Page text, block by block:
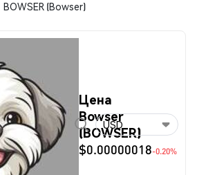
BOWSER (Bowser)
Цена
Bowser
(BOWSER)
$0.00000018-0.20%
USD